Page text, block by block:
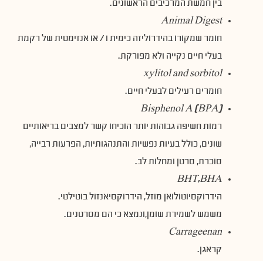
בין חמשת המרכיבים הראשונים.
Animal Digest
חומר שמקורו בהידרוליזה כימית ו / או אנזימטית של רקמת
בעלי חיים נקייה ולא מפורקת.
xylitol and sorbitol
חומרים רעילים לבעלי חיים.
(BPA) Bisphenol A
רמות חשיפה גבוהות יותר הוכיחו קשר למצבים בריאותיים
שונים, כולל בעיות נפשיות והתנהגותיות, הפרעות רבייה,
סוכרת, סרטן ומחלות לב.
BHT,BHA
הידרוקסיוטולואן מוזל, הידרוקסיאנזול בוטילטי.
משמש לשמירת שומן,ונמצא כי הם מסרטנים.
Carrageenan
קראגן.